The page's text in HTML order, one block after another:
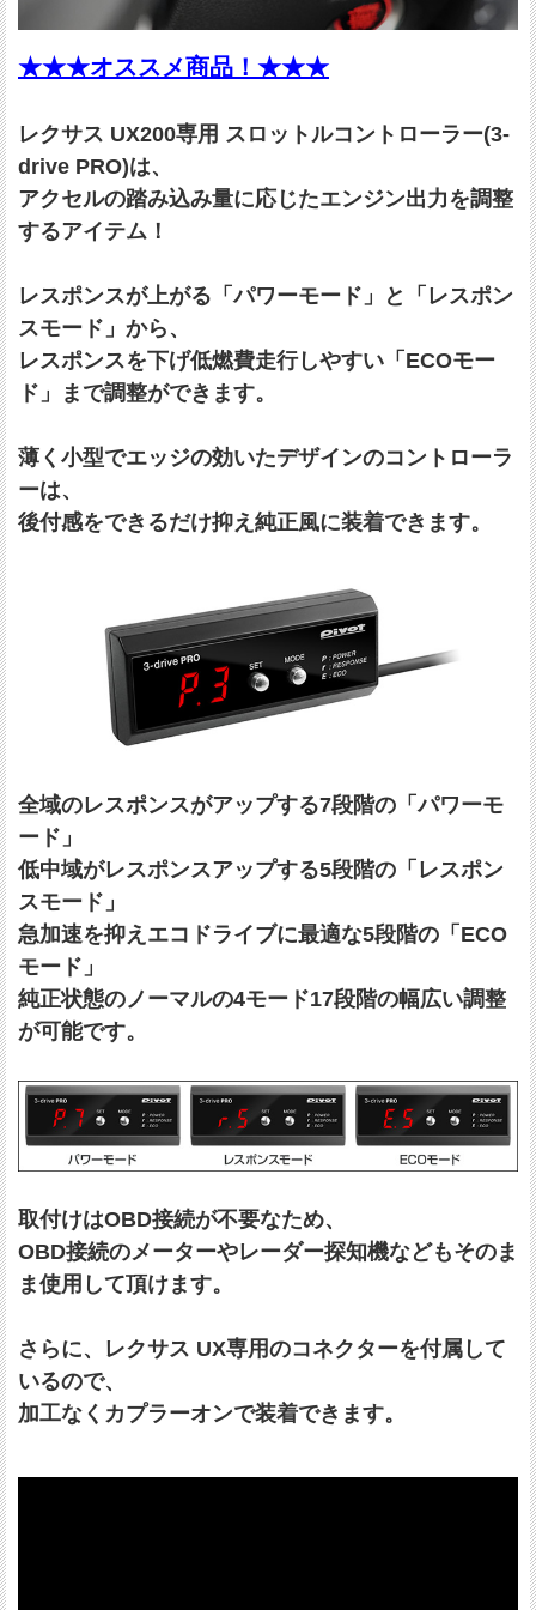
★★★オススメ商品！★★★
レクサス UX200専用 スロットルコントローラー(3-
drive PRO)は、
アクセルの踏み込み量に応じたエンジン出力を調整
するアイテム！
レスポンスが上がる「パワーモード」と「レスポン
スモード」から、
レスポンスを下げ低燃費走行しやすい「ECOモー
ド」まで調整ができます。
薄く小型でエッジの効いたデザインのコントローラ
ーは、
後付感をできるだけ抑え純正風に装着できます。
全域のレスポンスがアップする7段階の「パワーモ
ード」
低中域がレスポンスアップする5段階の「レスポン
スモード」
急加速を抑えエコドライブに最適な5段階の「ECO
モード」
純正状態のノーマルの4モード17段階の幅広い調整
が可能です。
取付けはOBD接続が不要なため、
OBD接続のメーターやレーダー探知機などもそのま
ま使用して頂けます。
さらに、レクサス UX専用のコネクターを付属して
いるので、
加工なくカプラーオンで装着できます。